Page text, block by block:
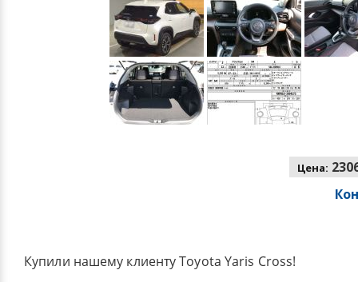
Цена:
Купили нашему клиенту Toyota Yaris Cross!